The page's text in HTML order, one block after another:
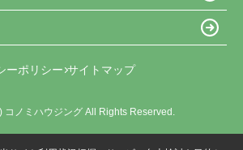
ーポリシー サイトマップ
コノミハウジング All Rights Reserved.